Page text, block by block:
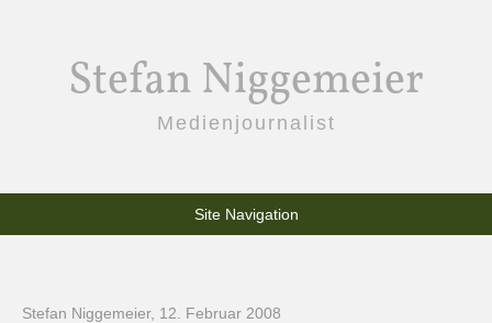
Stefan Niggemeier
Medienjournalist
Site Navigation
Stefan Niggemeier, 12. Februar 2008